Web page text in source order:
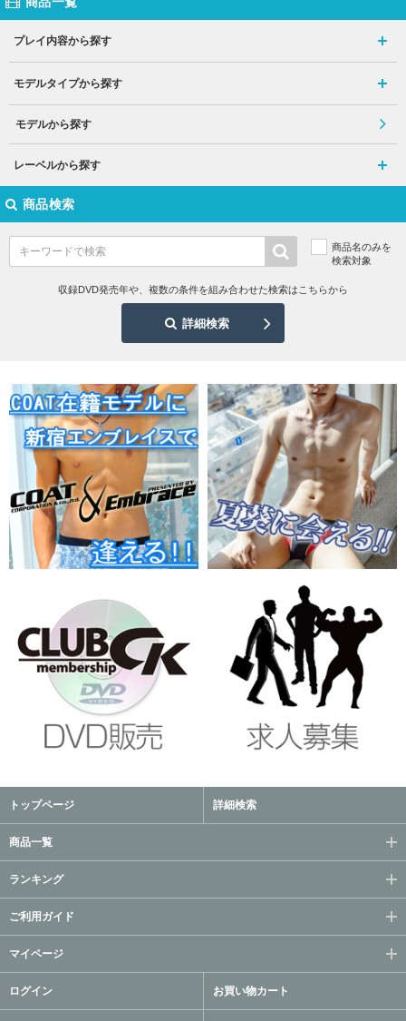
プレイ内容から探す
モデルタイプから探す
モデルから探す
レーベルから探す
商品検索
商品名のみを
検索対象
収録DVD発売年や、複数の条件を組み合わせた検索はこちらから
詳細検索
トップページ 詳細検索
商品一覧
ランキング
ご利用ガイド
マイページ
ログイン お買い物カート